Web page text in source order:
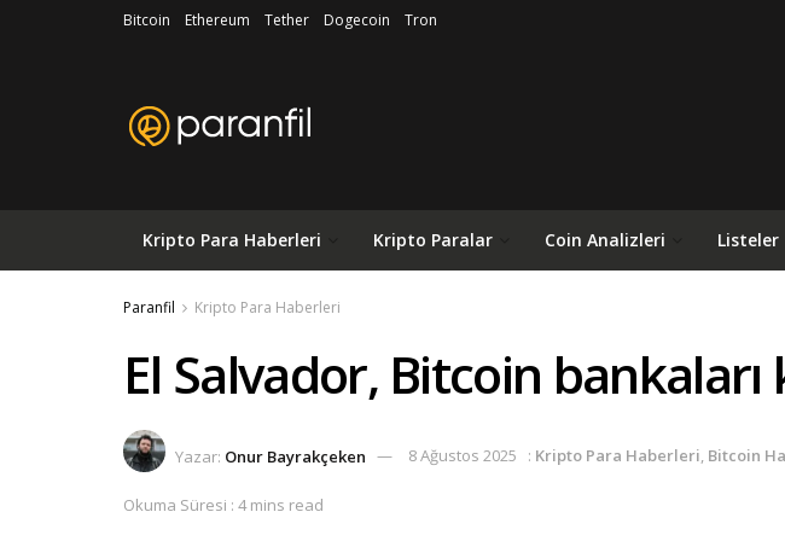
Bitcoin Ethereum Tether Dogecoin Tron
Kripto Para Haberleri Kripto Paralar Coin Analizleri Listeler
Paranfil Kripto Para Haberleri
El Salvador, Bitcoin
Yazar: Onur Bayrakçeken 8 Ağustos 2025 : Kripto Para Haberleri, Bitcoin
Okuma Süresi : 4 mins read